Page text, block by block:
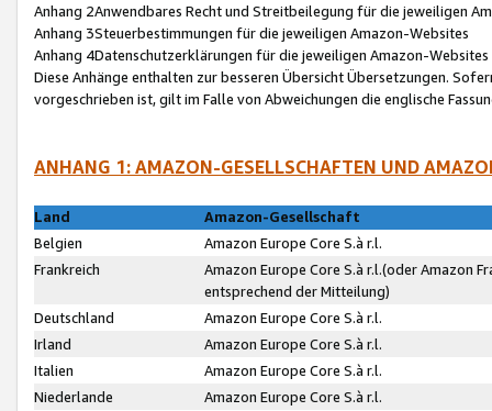
Anhang 2Anwendbares Recht und Streitbeilegung für die jeweiligen
Anhang 3Steuerbestimmungen für die jeweiligen Amazon-Websites
Anhang 4Datenschutzerklärungen für die jeweiligen Amazon-Websites
Diese Anhänge enthalten zur besseren Übersicht Übersetzungen.
vorgeschrieben ist, gilt im Falle von Abweichungen die englische
ANHANG 1: AMAZON-GESELLSCHAFTEN UND
Land
Amazon-Gesellschaft
Belgien
Amazon Europe Core S.à r.l.
Frankreich
Amazon Europe Core S.à r.l.(oder Amazon
entsprechend der Mitteilung)
Deutschland
Amazon Europe Core S.à r.l.
Irland
Amazon Europe Core S.à r.l.
Italien
Amazon Europe Core S.à r.l.
Niederlande
Amazon Europe Core S.à r.l.